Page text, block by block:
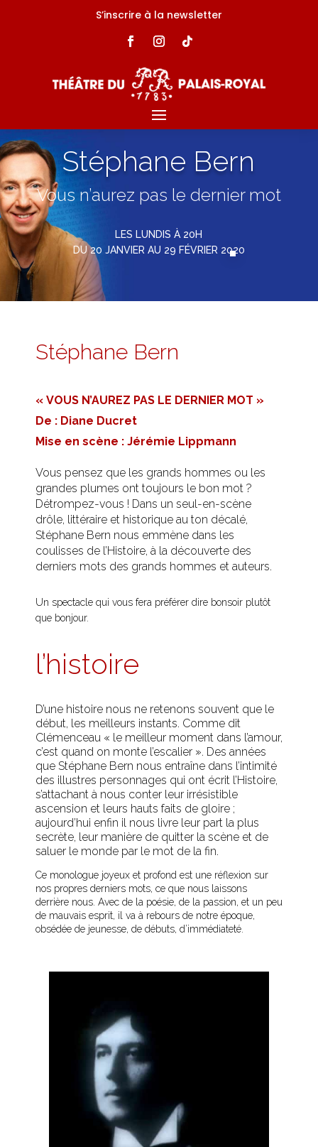
S’inscrire à la newsletter
Stéphane Bern
Vous n’aurez pas le dernier mot
LES LUNDIS À 20H
DU 20 JANVIER AU 29 FÉVRIER 2020
Stéphane Bern
« VOUS N’AUREZ PAS LE DERNIER MOT »
De : Diane Ducret
Mise en scène : Jérémie Lippmann
Vous pensez que les grands hommes ou les
grandes plumes ont toujours le bon mot ?
Détrompez-vous ! Dans un seul-en-scène
drôle, littéraire et historique au ton décalé,
Stéphane Bern nous emmène dans les
coulisses de l’Histoire, à la découverte des
derniers mots des grands hommes et auteurs.
Un spectacle qui vous fera préférer dire bonsoir plutôt
que bonjour.
l’histoire
D’une histoire nous ne retenons souvent que le
début, les meilleurs instants. Comme dit
Clémenceau « le meilleur moment dans l’amour,
c’est quand on monte l’escalier ». Des années
que Stéphane Bern nous entraîne dans l’intimité
des illustres personnages qui ont écrit l’Histoire,
s’attachant à nous conter leur irrésistible
ascension et leurs hauts faits de gloire ;
aujourd’hui enfin il nous livre leur part la plus
secrète, leur manière de quitter la scène et de
saluer le monde par le mot de la fin.
Ce monologue joyeux et profond est une réflexion sur
nos propres derniers mots, ce que nous laissons
derrière nous. Avec de la poésie, de la passion, et un peu
de mauvais esprit, il va à rebours de notre époque,
obsédée de jeunesse, de débuts, d’immédiateté.